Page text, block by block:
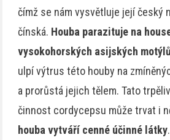
čímž se nám vysvětluje její český
čínská. Houba parazituje na
vysokohorských asijských motýlů
ulpí výtrus této houby na
a prorůstá jejich tělem. Tato
činnost cordycepsu může trvat i
houba vytváří cenné účinné látky.